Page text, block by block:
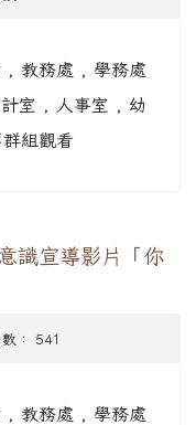
, 教務處 , 學務處
室 , 人事室 , 幼
組觀看
識宣導影片「你
： 541
, 教務處 , 學務處